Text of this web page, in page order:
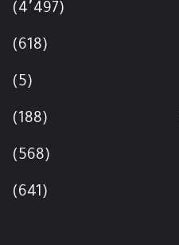
(4٬497)
(618)
(5)
(188)
(568)
(641)